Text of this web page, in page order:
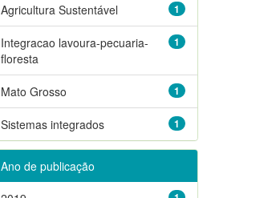
1
Agricultura Sustentável
1
Integracao lavoura-pecuaria-
floresta
1
Mato Grosso
1
Sistemas integrados
Ano de publicação